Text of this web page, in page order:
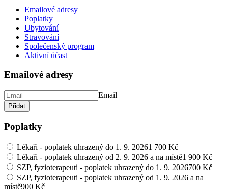
Emailové adresy
Poplatky
Ubytování
Stravování
Společenský program
Aktivní účast
Emailové adresy
Email
Přidat
Poplatky
Lékaři - poplatek uhrazený do 1. 9. 20261 700 Kč
Lékaři - poplatek uhrazený od 2. 9. 2026 a na místě1 900 Kč
SZP, fyzioterapeuti - poplatek uhrazený do 1. 9. 2026700 Kč
SZP, fyzioterapeuti - poplatek uhrazený od 1. 9. 2026 a na
místě900 Kč